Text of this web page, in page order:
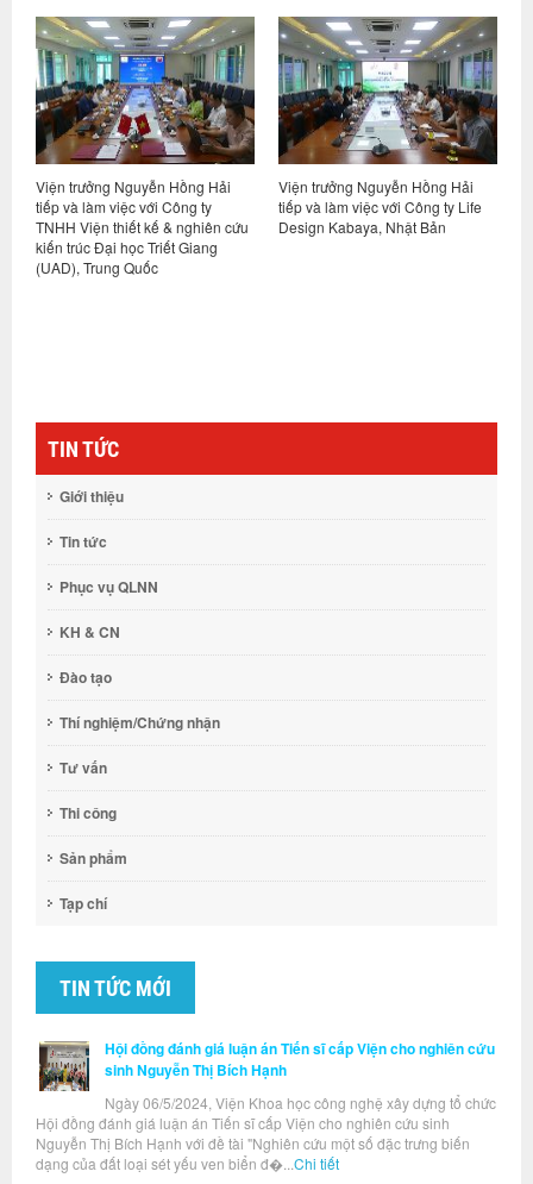
Viện trưởng Nguyễn Hồng Hải
tiếp và làm việc với Công ty
TNHH Viện thiết kế & nghiên cứu
kiến trúc Đại học Triết Giang
(UAD), Trung Quốc
Viện trưởng Nguyễn Hồng Hải
tiếp và làm việc với Công ty Life
Design Kabaya, Nhật Bản
TIN TỨC
Giới thiệu
Tin tức
Phục vụ QLNN
KH & CN
Đào tạo
Thí nghiệm/Chứng nhận
Tư vấn
Thi công
Sản phẩm
Tạp chí
TIN TỨC MỚI
Hội đồng đánh giá luận án Tiến sĩ cấp Viện cho nghiên cứu
sinh Nguyễn Thị Bích Hạnh
Ngày 06/5/2024, Viện Khoa học công nghệ xây dựng tổ chức
Hội đồng đánh giá luận án Tiến sĩ cấp Viện cho nghiên cứu sinh
Nguyễn Thị Bích Hạnh với đề tài "Nghiên cứu một số đặc trưng biến
dạng của đất loại sét yếu ven biển đ�... Chi tiết